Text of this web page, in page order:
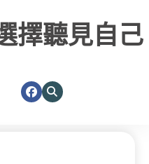
擇聽見自己